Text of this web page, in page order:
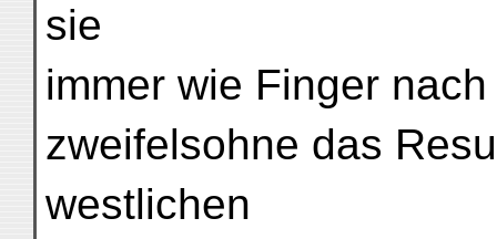
sie
immer wie Finger
zweifelsohne das
westlichen